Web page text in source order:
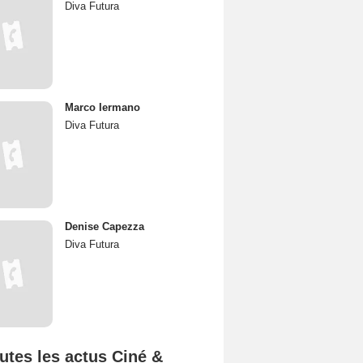
Diva Futura
Marco Iermano
Diva Futura
Denise Capezza
Diva Futura
les actus Ciné &